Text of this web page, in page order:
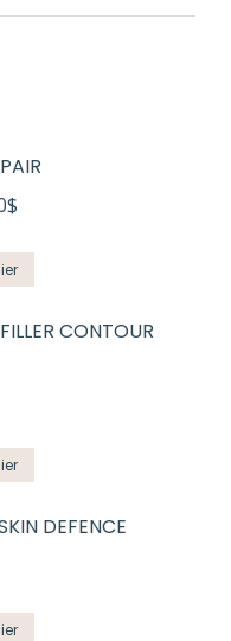
$
actuel
176.00$.CONTOUR
DEFENCE